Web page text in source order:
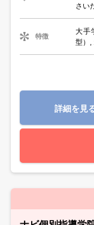
さい
特徴
大手
型）,
詳細を見